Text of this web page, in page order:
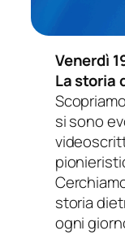
Venerdì
La storia
si sono
storia
ogni